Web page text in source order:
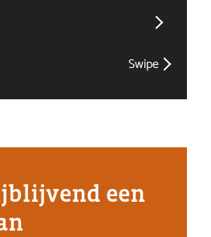
Swipe
een